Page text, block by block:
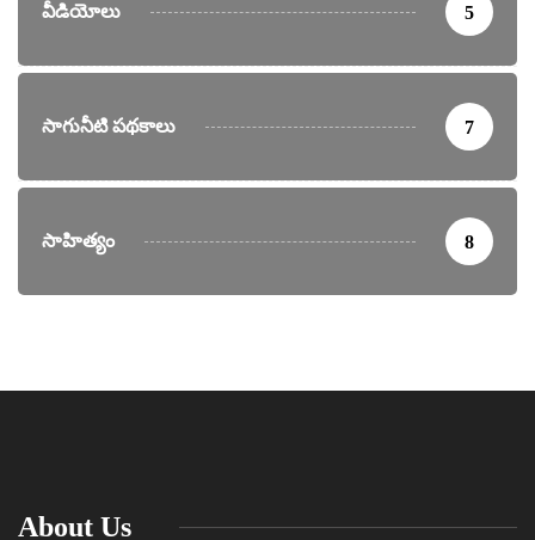
వీడియోలు 5
సాగునీటి పథకాలు 7
సాహిత్యం 8
About Us